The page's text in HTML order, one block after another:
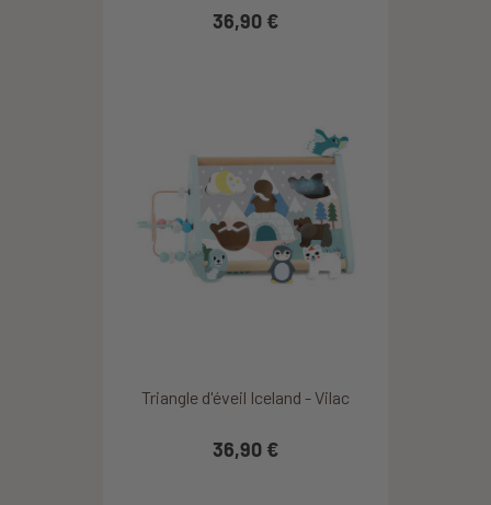
36,90 €
Triangle d'éveil Iceland - Vilac
36,90 €